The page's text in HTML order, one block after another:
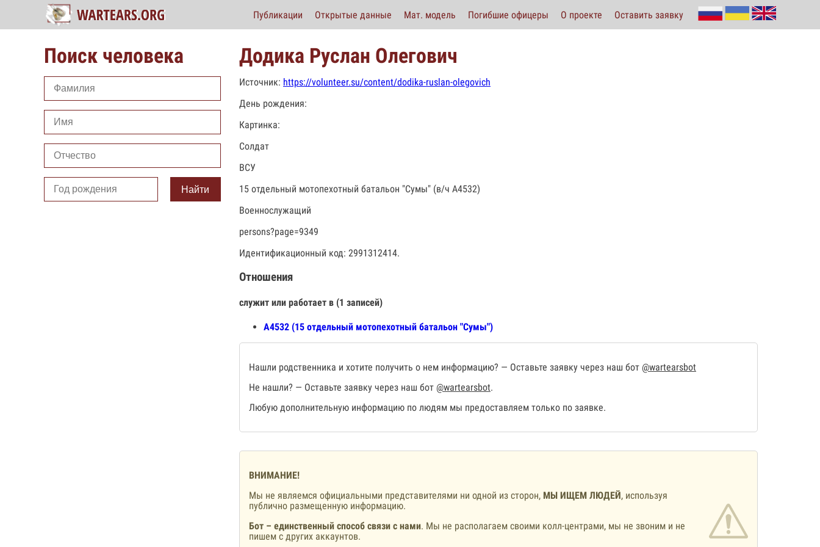
Публикации Открытые данные Мат. модель Погибшие офицеры О проекте Оставить заявку
Поиск человека
Найти
Додика Руслан Олегович
Источник: https://volunteer.su/content/dodika-ruslan-olegovich
День рождения:
Картинка:
Солдат
ВСУ
15 отдельный мотопехотный батальон "Сумы" (в/ч А4532)
Военнослужащий
persons?page=9349
Идентификационный код: 2991312414.
Отношения
служит или работает в (1 записей)
А4532 (15 отдельный мотопехотный батальон "Сумы")
Нашли родственника и хотите получить о нем информацию? — Оставьте заявку через наш бот @wartearsbot
Не нашли? — Оставьте заявку через наш бот @wartearsbot.
Любую дополнительную информацию по людям мы предоставляем только по заявке.
ВНИМАНИЕ!
Мы не являемся официальными представителями ни одной из сторон, МЫ ИЩЕМ ЛЮДЕЙ, используя
публично размещенную информацию.
Бот – единственный способ связи с нами. Мы не располагаем своими колл-центрами, мы не звоним и не
пишем с других аккаунтов.